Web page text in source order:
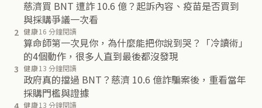
慈濟買 BNT 遭詐 10.6 億？起訴內容、疫苗是否買到
與採購爭議一次看
2 健康16 分鐘閱讀
算命師第一次見你，為什麼能把你說到哭？「冷讀術」
的4個動作，很多人直到最後都沒發現
3 健康13 分鐘閱讀
政府真的擋過 BNT？慈濟 10.6 億詐騙案後，重看當年
採購門檻與證據
4 健康13 分鐘閱讀